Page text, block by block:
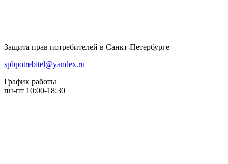
Защита прав потребителей в Санкт-Петербурге
spbpotrebitel@yandex.ru
График работы
пн-пт 10:00-18:30